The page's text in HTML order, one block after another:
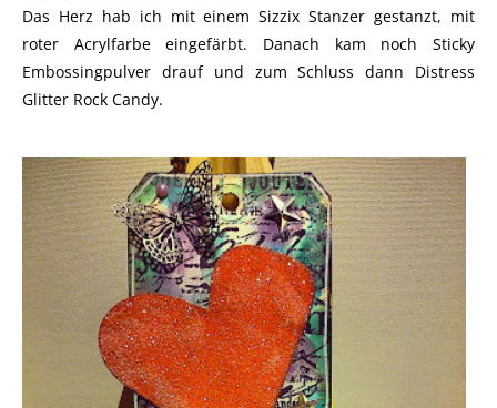
Das Herz hab ich mit einem Sizzix Stanzer gestanzt, mit
roter Acrylfarbe eingefärbt. Danach kam noch Sticky
Embossingpulver drauf und zum Schluss dann Distress
Glitter Rock Candy.